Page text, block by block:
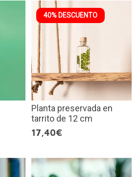
40% DESCUENTO
Planta preservada en
tarrito de 12 cm
17,40€